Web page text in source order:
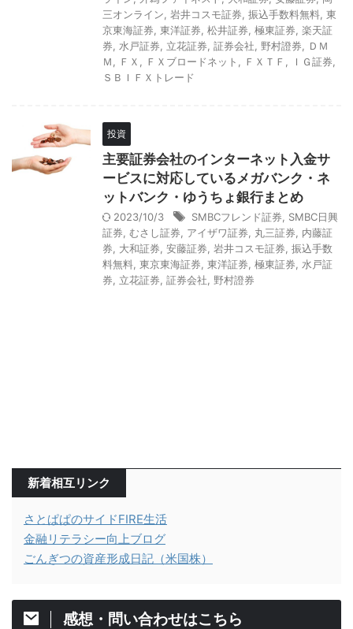
三オンライン 岩井コスモ証券 振込手数料無料 東
京東海証券 東洋証券 松井証券 極東証券 楽天証
券
水戸証券 立花証券 証券会社 野村證券
ＤＭ
Ｍ
ＦＸ ＦＸブロードネット ＦＸＴＦ ＩＧ証券
ＳＢＩＦＸトレード
投資
主要証券会社のインターネット入金サ
ービスに対応しているメガバンク・ネ
ットバンク・ゆうちょ銀行まとめ
2023/10/3 SMBCフレンド証券
SMBC日興
証券 むさし証券 アイザワ証券 丸三証券
内藤証
券
大和証券 安藤証券 岩井コスモ証券 振込手数
料無料 東京東海証券 東洋証券 極東証券
水戸証
券
立花証券 証券会社 野村證券
新着相互リンク
さとぱぱのサイドFIRE生活
金融リテラシー向上ブログ
ごんぎつの資産形成日記（米国株）
感想・問い合わせはこちら